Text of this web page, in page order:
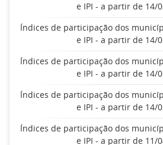
e IPI - a partir de 14/
Índices de participação dos
e IPI - a partir de 14/
Índices de participação dos
e IPI - a partir de 14/
Índices de participação dos
e IPI - a partir de 14/
Índices de participação dos
e IPI - a partir de 11/